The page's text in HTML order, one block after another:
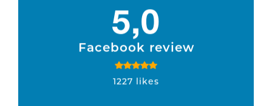
5,0
Facebook review
1227 likes